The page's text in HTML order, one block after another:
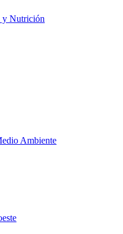
y Nutrición
Ambiente